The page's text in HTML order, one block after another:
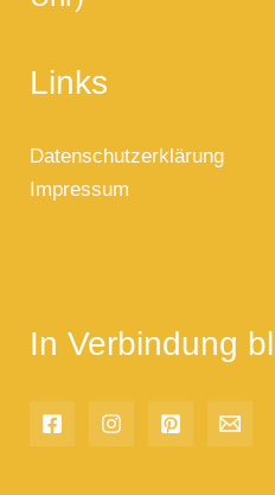
Links
Datenschutzerklärung
Impressum
In Verbindung